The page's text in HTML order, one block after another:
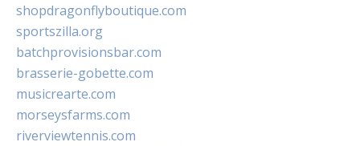
shopdragonflyboutique.com
sportszilla.org
batchprovisionsbar.com
brasserie-gobette.com
musicrearte.com
morseysfarms.com
riverviewtennis.com